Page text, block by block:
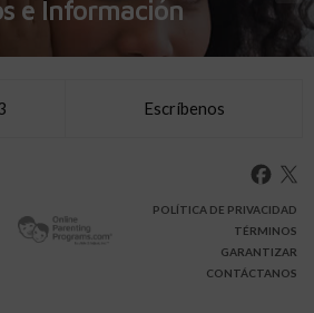
e Información
Escríbenos
POLÍTICA DE PRIVACIDAD
TÉRMINOS
GARANTIZAR
CONTÁCTANOS